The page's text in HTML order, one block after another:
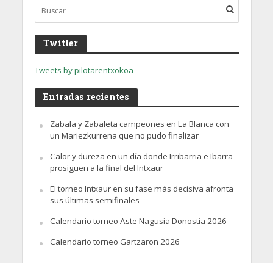
Twitter
Tweets by pilotarentxokoa
Entradas recientes
Zabala y Zabaleta campeones en La Blanca con
un Mariezkurrena que no pudo finalizar
Calor y dureza en un día donde Irribarria e Ibarra
prosiguen a la final del Intxaur
El torneo Intxaur en su fase más decisiva afronta
sus últimas semifinales
Calendario torneo Aste Nagusia Donostia 2026
Calendario torneo Gartzaron 2026